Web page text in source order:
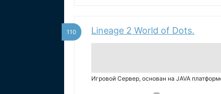
110 Lineage 2 World of Dots.
Игровой Сервер, основан на JAVA